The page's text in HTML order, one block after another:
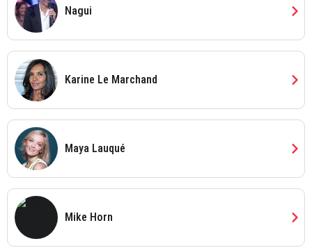
Nagui chevron_right
Karine Le Marchand chevron_right
Maya Lauqué chevron_right
Mike Horn chevron_right